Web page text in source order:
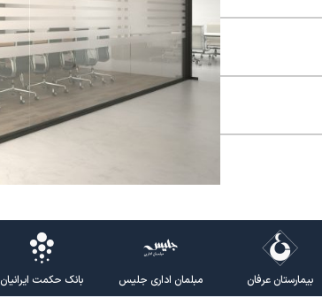
بانک حکمت ایرانیان مبلمان اداری جلیس بیمارستان عرفان